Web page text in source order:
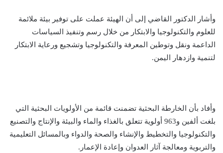
وأشار الدكتور القاضي إلى أن الهيئة عملت على توفير بيئة ملائمة
للعلوم والتكنولوجيا والابتكار من خلال رسم وتنفيذ السياسات
الداعمة ونقل وتوطين المعرفة والتكنولوجيا وتشجيع ورعاية الابتكار
لتنمية وازدهار اليمن.
وأفاد بأن الخارطة البحثية تضمنت قائمة من الأولويات البحثية التي
بلغت ألفين و963 أولوية تتعلق بالغذاء والماء والبيئة والإنتاج والتصنيع
والتكنولوجيا والتخطيط والإنشاء والصحة والدواء وبالمسائل التعليمية
والتربوية ومعالجة آثار العدوان وإعادة الإعمار.